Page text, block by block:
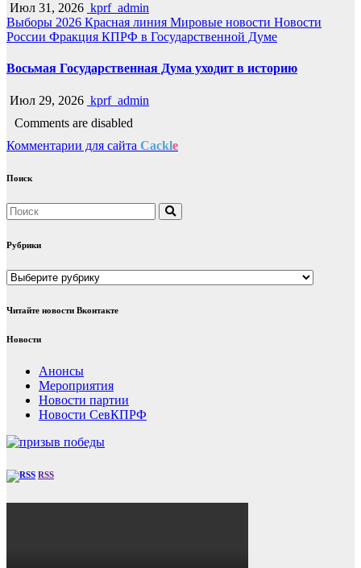
Июл 31, 2026 kprf_admin
Выборы 2026 Красная линия Мировые новости Новости
России Фракция КПРФ в Государственной Думе
Восьмая Государственная Дума уходит в историю
Июл 29, 2026 kprf_admin
Comments are disabled
Комментарии для сайта Cackle
Поиск
Рубрики
Рубрики
Читайте новости Вконтакте
Новости
Анонсы
Мероприятия
Новости партии
Новости СевКПРФ
RSS